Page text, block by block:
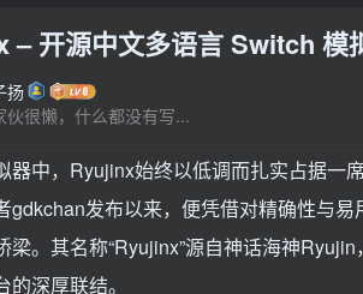
– 开源中文多语言 Switch 模
扬
伙很懒，什么都没有写...
器中，Ryujinx始终以低调而扎实占据一
gdkchan发布以来，便凭借对精确性与
梁。其名称“Ryujinx”源自神话海神
的深厚联结。